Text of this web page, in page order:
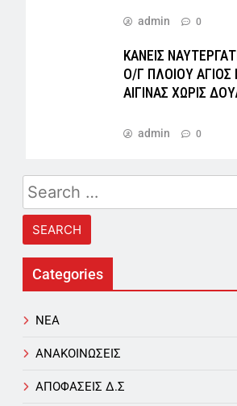
admin 0
ΚΑΝΕΙΣ
Ο/Γ ΠΛΟΙΟY ΑΓΙΟΣ
ΑΙΓΙΝΑΣ ΧΩΡΙΣ
admin 0
Search
for:
Categories
NEA
ΑΝΑΚΟΙΝΩΣΕΙΣ
ΑΠΟΦΑΣΕΙΣ Δ.Σ